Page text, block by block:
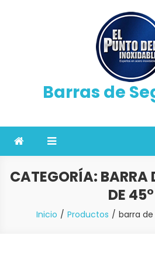
Barras de
CATEGORÍA: BARRA
DE 45°
Inicio Productos barra